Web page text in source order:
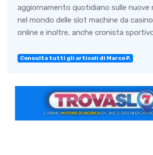
aggiornamento quotidiano sulle nuove
nel mondo delle slot machine da
online e inoltre, anche cronista
Consulta tutti gli articoli di Marco P.